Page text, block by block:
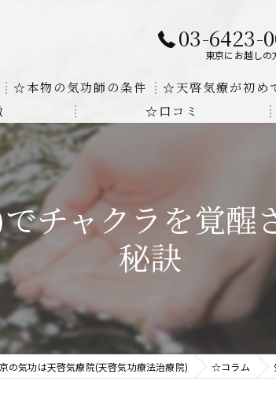
03-6423-
東京にお越しの
回答
サイ能力の凄さ
気療の違い
☆本物の気功師の条件
クンダリニーの上昇でチャクラの覚醒
☆天啓気療が初め
的な寛解
能力
緩解法
☆口コミ
チャクラを覚醒
秘訣
の気功は天啓気療院(天啓気功療法治療院) ☆コラム